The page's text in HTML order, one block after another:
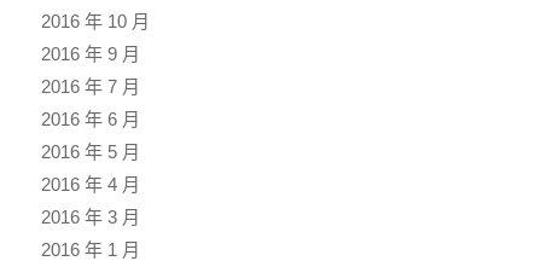
2016 年 10 月
2016 年 9 月
2016 年 7 月
2016 年 6 月
2016 年 5 月
2016 年 4 月
2016 年 3 月
2016 年 1 月